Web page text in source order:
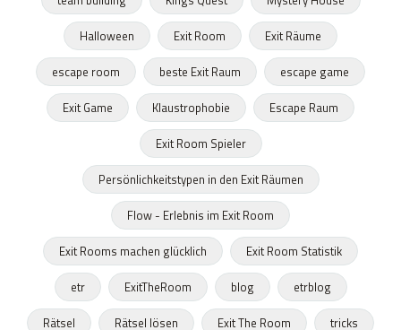
Halloween
Exit Room
Exit Räume
escape room
beste Exit Raum
escape game
Exit Game
Klaustrophobie
Escape Raum
Exit Room Spieler
Persönlichkeitstypen in den Exit Räumen
Flow - Erlebnis im Exit Room
Exit Rooms machen glücklich
Exit Room Statistik
etr
ExitTheRoom blog
etrblog
Rätsel
Rätsel lösen Exit The Room
tricks